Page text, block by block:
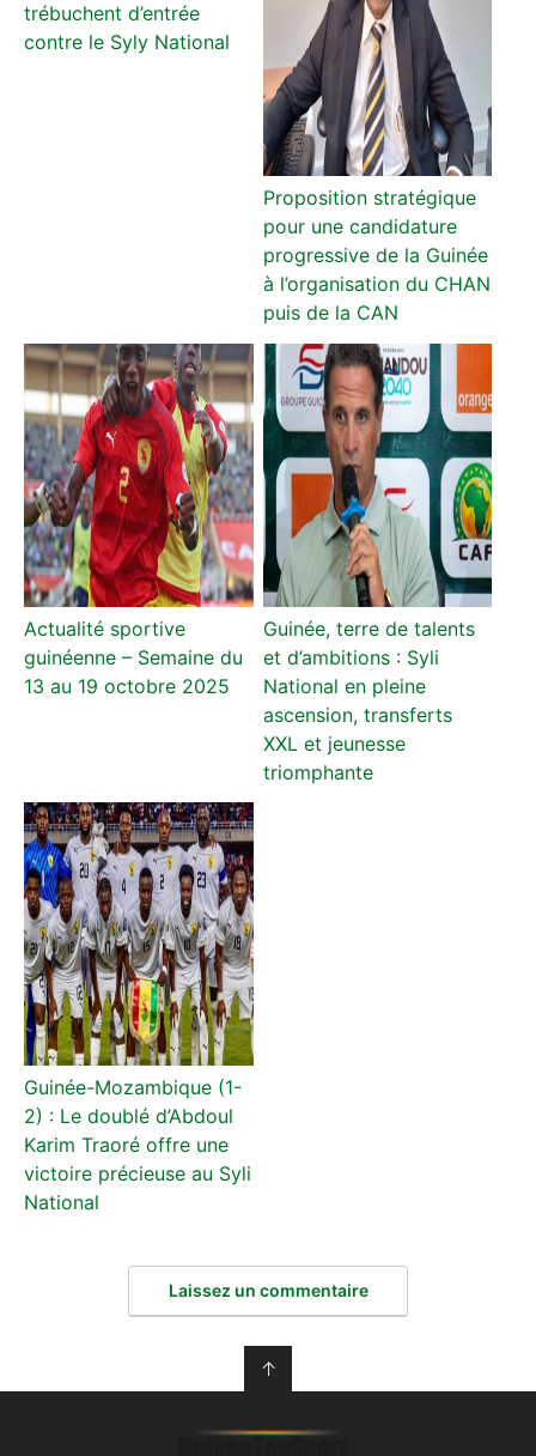
trébuchent d’entrée
contre le Syly National
Proposition stratégique
pour une candidature
progressive de la Guinée
à l’organisation du CHAN
puis de la CAN
Actualité sportive
guinéenne – Semaine du
13 au 19 octobre 2025
Guinée, terre de talents
et d’ambitions : Syli
National en pleine
ascension, transferts
XXL et jeunesse
triomphante
Guinée-Mozambique (1-
2) : Le doublé d’Abdoul
Karim Traoré offre une
victoire précieuse au Syli
National
Laissez un commentaire
↑